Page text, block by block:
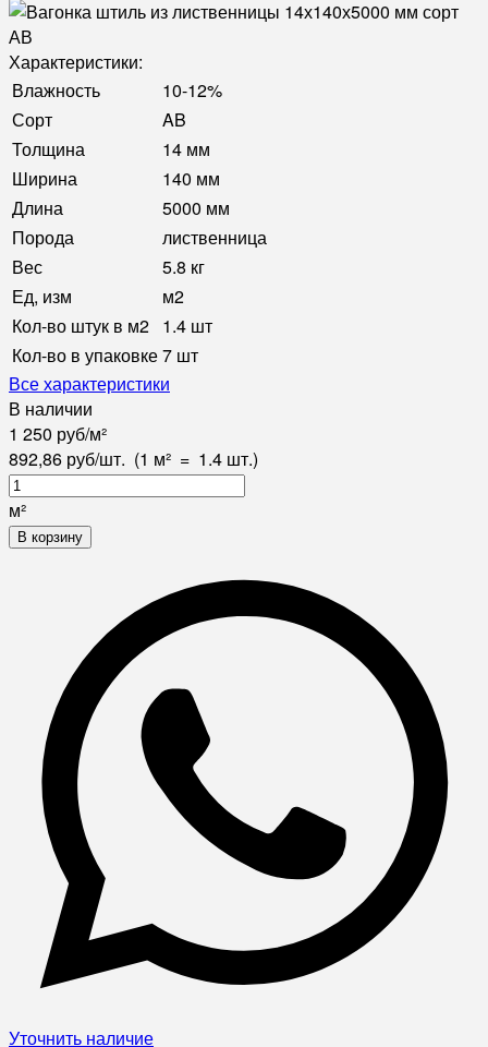
Характеристики:
Влажность
10-12%
Сорт
AB
Толщина
14 мм
Ширина
140 мм
Длина
5000 мм
Порода
лиственница
Вес
5.8 кг
Ед, изм
м2
Кол-во штук в м2 1.4 шт
Кол-во в упаковке7 шт
Все характеристики
В наличии
1 250 руб/м²
892,86 руб/шт. (1 м² = 1.4 шт.)
м²
В корзину
Уточнить наличие